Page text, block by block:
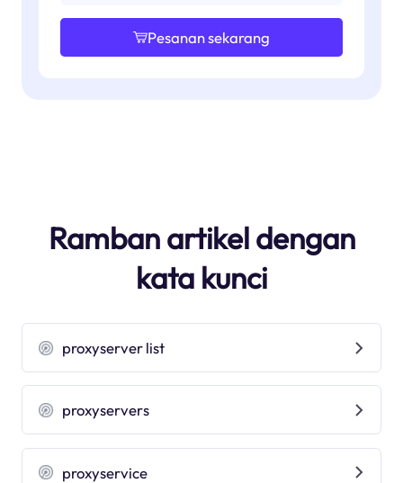
Pesanan sekarang
Ramban artikel dengan
kata kunci
proxyserver list
proxyservers
proxyservice